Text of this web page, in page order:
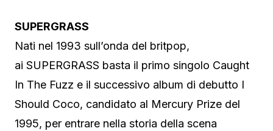
SUPERGRASS
Nati nel 1993 sull’onda del britpop,
ai SUPERGRASS basta il primo singolo Caught
In The Fuzz e il successivo album di debutto I
Should Coco, candidato al Mercury Prize del
1995, per entrare nella storia della scena